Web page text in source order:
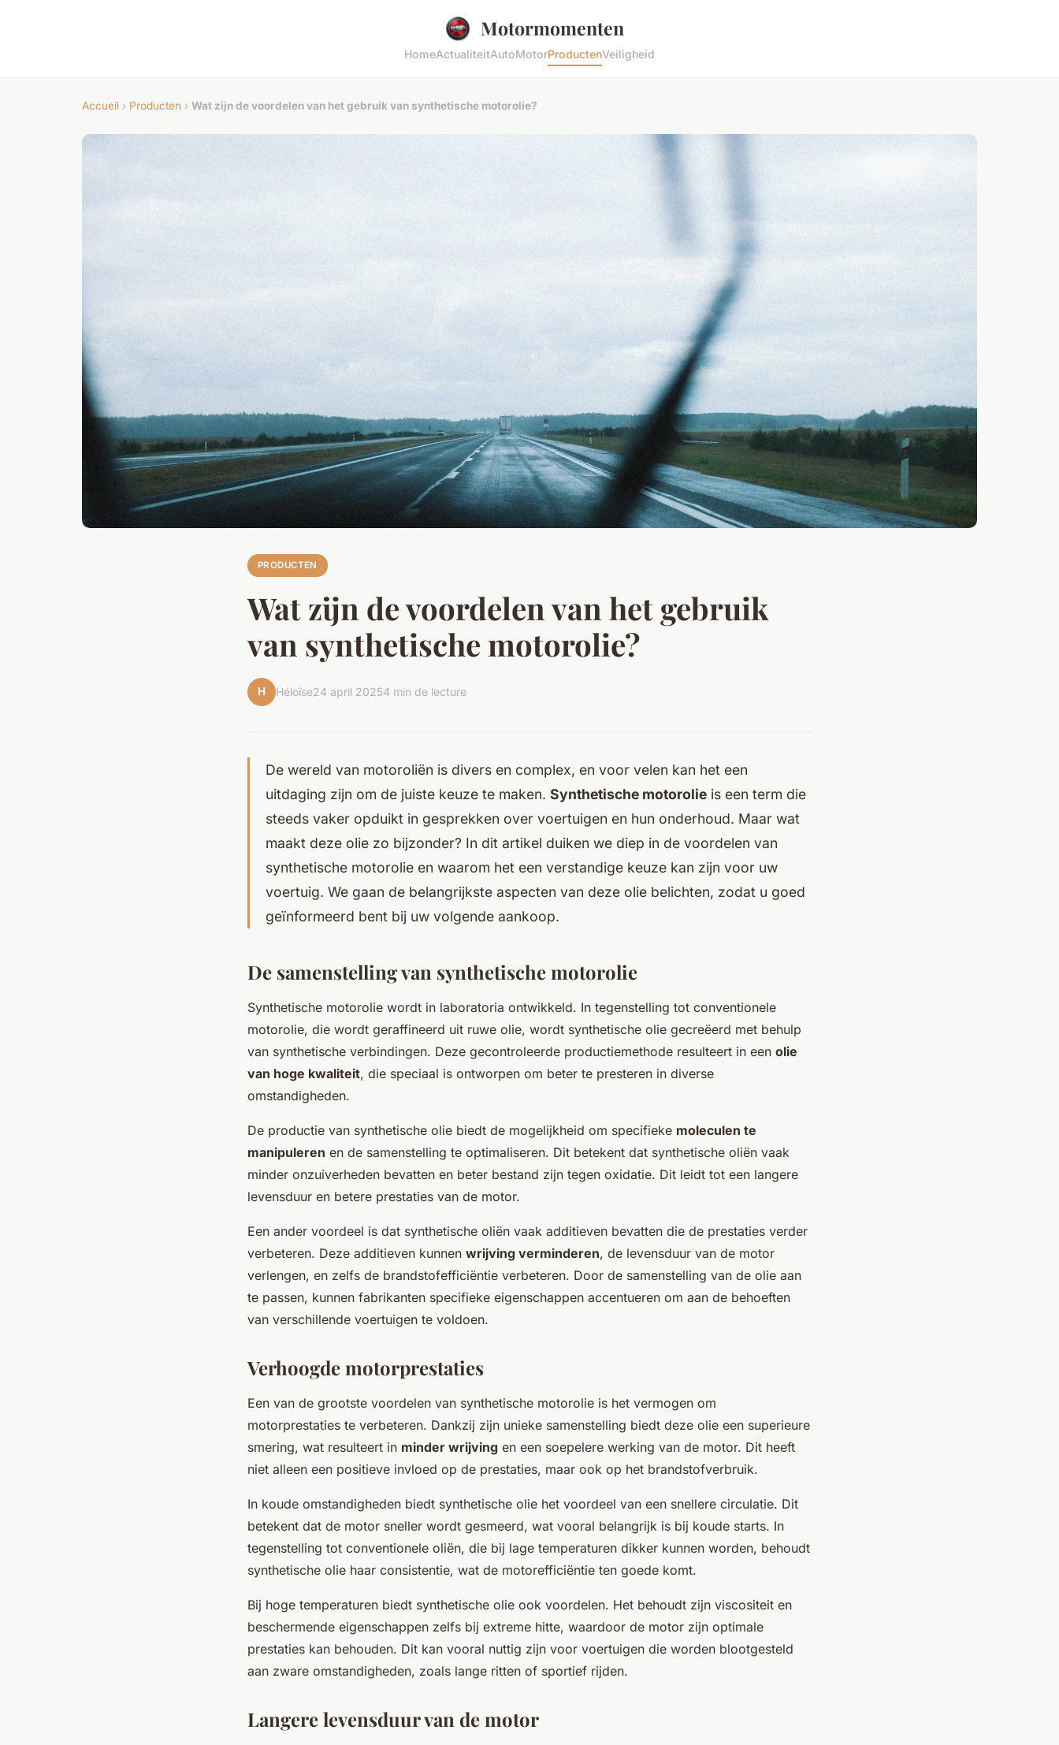
Motormomenten
HomeActualiteitAutoMotorProductenVeiligheid
Accueil › Producten › Wat zijn de voordelen van het gebruik van synthetische motorolie?
PRODUCTEN
Wat zijn de voordelen van het gebruik
van synthetische motorolie?
H Héloïse24 april 20254 min de lecture
De wereld van motoroliën is divers en complex, en voor velen kan het een
uitdaging zijn om de juiste keuze te maken. Synthetische motorolie is een term die
steeds vaker opduikt in gesprekken over voertuigen en hun onderhoud. Maar wat
maakt deze olie zo bijzonder? In dit artikel duiken we diep in de voordelen van
synthetische motorolie en waarom het een verstandige keuze kan zijn voor uw
voertuig. We gaan de belangrijkste aspecten van deze olie belichten, zodat u goed
geïnformeerd bent bij uw volgende aankoop.
De samenstelling van synthetische motorolie
Synthetische motorolie wordt in laboratoria ontwikkeld. In tegenstelling tot conventionele
motorolie, die wordt geraffineerd uit ruwe olie, wordt synthetische olie gecreëerd met behulp
van synthetische verbindingen. Deze gecontroleerde productiemethode resulteert in een olie
van hoge kwaliteit, die speciaal is ontworpen om beter te presteren in diverse
omstandigheden.
De productie van synthetische olie biedt de mogelijkheid om specifieke moleculen te
manipuleren en de samenstelling te optimaliseren. Dit betekent dat synthetische oliën vaak
minder onzuiverheden bevatten en beter bestand zijn tegen oxidatie. Dit leidt tot een langere
levensduur en betere prestaties van de motor.
Een ander voordeel is dat synthetische oliën vaak additieven bevatten die de prestaties verder
verbeteren. Deze additieven kunnen wrijving verminderen, de levensduur van de motor
verlengen, en zelfs de brandstofefficiëntie verbeteren. Door de samenstelling van de olie aan
te passen, kunnen fabrikanten specifieke eigenschappen accentueren om aan de behoeften
van verschillende voertuigen te voldoen.
Verhoogde motorprestaties
Een van de grootste voordelen van synthetische motorolie is het vermogen om
motorprestaties te verbeteren. Dankzij zijn unieke samenstelling biedt deze olie een superieure
smering, wat resulteert in minder wrijving en een soepelere werking van de motor. Dit heeft
niet alleen een positieve invloed op de prestaties, maar ook op het brandstofverbruik.
In koude omstandigheden biedt synthetische olie het voordeel van een snellere circulatie. Dit
betekent dat de motor sneller wordt gesmeerd, wat vooral belangrijk is bij koude starts. In
tegenstelling tot conventionele oliën, die bij lage temperaturen dikker kunnen worden, behoudt
synthetische olie haar consistentie, wat de motorefficiëntie ten goede komt.
Bij hoge temperaturen biedt synthetische olie ook voordelen. Het behoudt zijn viscositeit en
beschermende eigenschappen zelfs bij extreme hitte, waardoor de motor zijn optimale
prestaties kan behouden. Dit kan vooral nuttig zijn voor voertuigen die worden blootgesteld
aan zware omstandigheden, zoals lange ritten of sportief rijden.
Langere levensduur van de motor